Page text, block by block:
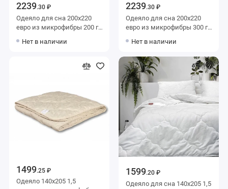
2239.30 ₽
Одеяло для сна 200х220
евро из микрофибры 200 г/
силиконизированное
Нет в наличии
2239.30 ₽
Одеяло для сна 200х220
евро из микрофибры 300 г/
силиконизированное
Нет в наличии
1499.25 ₽
Одеяло 140х205 1,5
1599.20 ₽
Одеяло для сна 140х205 1,5